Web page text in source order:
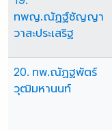
ทพญ.ณัฏฐ์ชัญญา
วาสะประเสริฐ
20. ทพ.ณัฏฐพัตร์
วุฒิมหานนท์